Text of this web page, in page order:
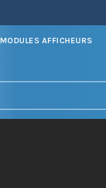
MODULES AFFICHEURS